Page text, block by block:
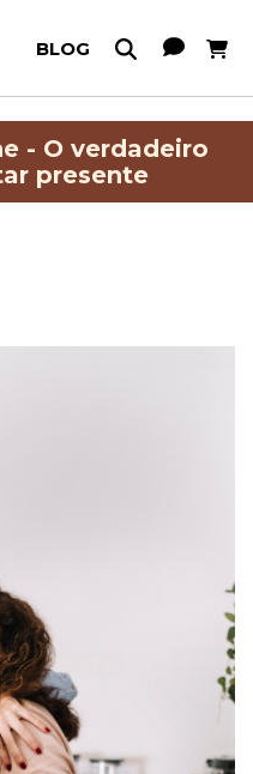
BLOG Meu
- O verdadeiro
presente